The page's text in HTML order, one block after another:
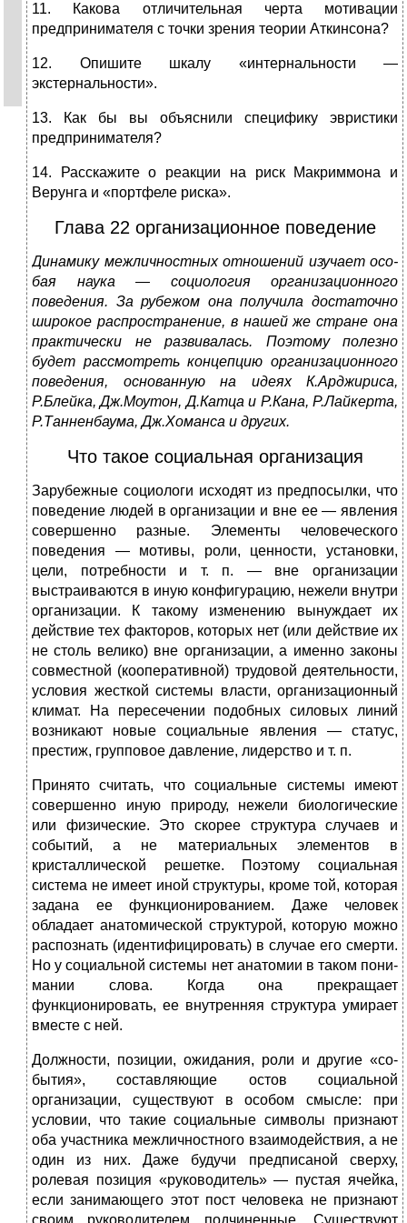
11. Какова отличительная черта мотивации
предпринимателя с точки зрения теории Аткинсона?
12. Опишите шкалу «интернальности —
экстернальности».
13. Как бы вы объяснили специфику эвристики
предпринимателя?
14. Расскажите о реакции на риск Макриммона и
Верунга и «портфеле риска».
Глава 22 организационное поведение
Динамику межличностных отношений изучает осо­
бая наука — социология организационного
поведения. За рубежом она получила достаточно
широкое распростра­нение, в нашей же стране она
практически не развива­лась. Поэтому полезно
будет рассмотреть концепцию организационного
поведения, основанную на идеях К.Арджириса,
Р.Блейка, Дж.Моутон, Д.Катца и Р.Кана, Р.Лайкерта,
Р.Танненбаума, Дж.Хоманса и других.
Что такое социальная организация
Зарубежные социологи исходят из предпосылки, что
поведение людей в организации и вне ее — явления
со­вершенно разные. Элементы человеческого
поведения — мотивы, роли, ценности, установки,
цели, потребности и т. п. — вне организации
выстраиваются в иную конфигу­рацию, нежели внутри
организации. К такому изменению вынуждает их
действие тех факторов, которых нет (или действие их
не столь велико) вне организации, а именно законы
совместной (кооперативной) трудовой деятельно­сти,
условия жесткой системы власти, организационный
климат. На пересечении подобных силовых линий
возни­кают новые социальные явления — статус,
престиж, груп­повое давление, лидерство и т. п.
Принято считать, что социальные системы имеют
совершенно иную природу, нежели биологические
или физические. Это скорее структура случаев и
событий, а не материальных элементов в
кристаллической решетке. Поэтому социальная
система не имеет иной структуры, кроме той, которая
задана ее функционированием. Даже человек
обладает анатомической структурой, которую можно
распознать (идентифицировать) в случае его смер­ти.
Но у социальной системы нет анатомии в таком пони­
мании слова. Когда она прекращает
функционировать, ее внутренняя структура умирает
вместе с ней.
Должности, позиции, ожидания, роли и другие «со­
бытия», составляющие остов социальной
организации, существуют в особом смысле: при
условии, что такие социальные символы признают
оба участника межлич­ностного взаимодействия, а не
один из них. Даже буду­чи предписаной сверху,
ролевая позиция «руководи­тель» — пустая ячейка,
если занимающего этот пост человека не признают